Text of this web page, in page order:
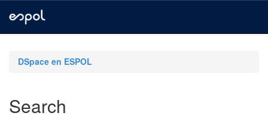
navigationDSpace en ESPOL
Search